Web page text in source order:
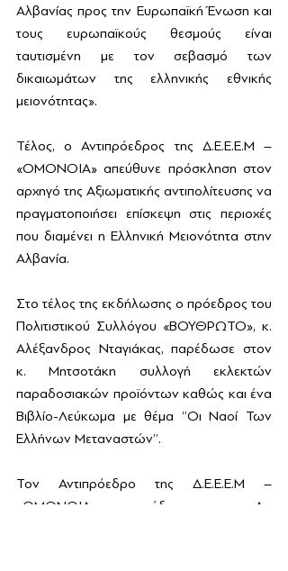
Αλβανίας προς την Ευρωπαϊκή Ένωση και
τους ευρωπαϊκούς θεσμούς είναι
ταυτισμένη με τον σεβασμό των
δικαιωμάτων της ελληνικής εθνικής
μειονότητας».
Τέλος, ο Αντιπρόεδρος της Δ.Ε.Ε.Ε.Μ –
«ΟΜΟΝΟΙΑ» απεύθυνε πρόσκληση στον
αρχηγό της Αξιωματικής αντιπολίτευσης να
πραγματοποιήσει επίσκεψη στις περιοχές
που διαμένει η Ελληνική Μειονότητα στην
Αλβανία.
Στο τέλος της εκδήλωσης ο πρόεδρος του
Πολιτιστικού Συλλόγου «ΒΟΥΘΡΩΤΟ», κ.
Αλέξανδρος Νταγιάκας, παρέδωσε στον
κ. Μητσοτάκη συλλογή εκλεκτών
παραδοσιακών προϊόντων καθώς και ένα
Βιβλίο-Λεύκωμα με θέμα ‘’Οι Ναοί Των
Ελλήνων Μεταναστών’’.
Τον Αντιπρόεδρο της Δ.Ε.Ε.Ε.Μ –
«ΟΜΟΝΟΙΑ» συνόδευε η Αν.